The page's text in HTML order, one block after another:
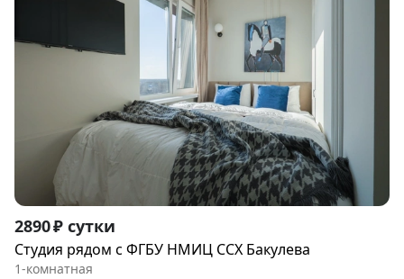
Item
1
of
2890 ₽ сутки
Студия рядoм с ФГБУ НМИЦ ССХ Бакулева
1-комнатная